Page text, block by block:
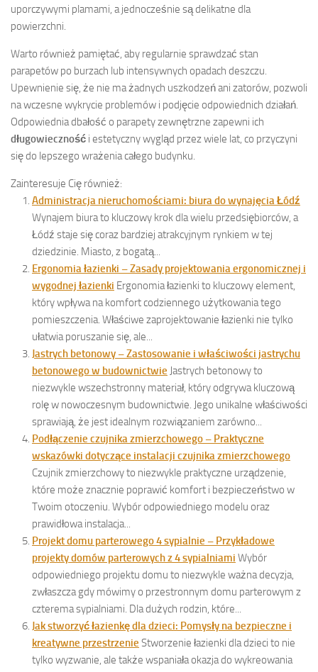
uporczywymi plamami, a jednocześnie są delikatne dla
powierzchni.
Warto również pamiętać, aby regularnie sprawdzać stan
parapetów po burzach lub intensywnych opadach deszczu.
Upewnienie się, że nie ma żadnych uszkodzeń ani zatorów, pozwoli
na wczesne wykrycie problemów i podjęcie odpowiednich działań.
Odpowiednia dbałość o parapety zewnętrzne zapewni ich
długowieczność i estetyczny wygląd przez wiele lat, co przyczyni
się do lepszego wrażenia całego budynku.
Zainteresuje Cię również:
Administracja nieruchomościami: biura do wynajęcia Łódź
Wynajem biura to kluczowy krok dla wielu przedsiębiorców, a
Łódź staje się coraz bardziej atrakcyjnym rynkiem w tej
dziedzinie. Miasto, z bogatą...
Ergonomia łazienki – Zasady projektowania ergonomicznej i
wygodnej łazienki Ergonomia łazienki to kluczowy element,
który wpływa na komfort codziennego użytkowania tego
pomieszczenia. Właściwe zaprojektowanie łazienki nie tylko
ułatwia poruszanie się, ale...
Jastrych betonowy – Zastosowanie i właściwości jastrychu
betonowego w budownictwie Jastrych betonowy to
niezwykle wszechstronny materiał, który odgrywa kluczową
rolę w nowoczesnym budownictwie. Jego unikalne właściwości
sprawiają, że jest idealnym rozwiązaniem zarówno...
Podłączenie czujnika zmierzchowego – Praktyczne
wskazówki dotyczące instalacji czujnika zmierzchowego
Czujnik zmierzchowy to niezwykle praktyczne urządzenie,
które może znacznie poprawić komfort i bezpieczeństwo w
Twoim otoczeniu. Wybór odpowiedniego modelu oraz
prawidłowa instalacja...
Projekt domu parterowego 4 sypialnie – Przykładowe
projekty domów parterowych z 4 sypialniami Wybór
odpowiedniego projektu domu to niezwykle ważna decyzja,
zwłaszcza gdy mówimy o przestronnym domu parterowym z
czterema sypialniami. Dla dużych rodzin, które...
Jak stworzyć łazienkę dla dzieci: Pomysły na bezpieczne i
kreatywne przestrzenie Stworzenie łazienki dla dzieci to nie
tylko wyzwanie, ale także wspaniała okazja do wykreowania